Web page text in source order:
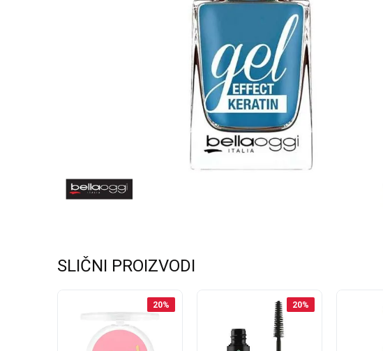
SLIČNI PROIZVODI
20% 20%